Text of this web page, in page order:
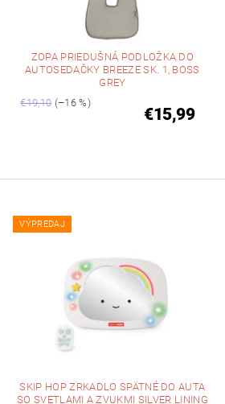
ZOPA PRIEDUŠNÁ PODLOŽKA DO
AUTOSEDAČKY BREEZE SK. 1, BOSS
GREY
€19,10(–16 %)
€15,99
VÝPREDAJ
SKIP HOP ZRKADLO SPÄTNÉ DO AUTA
SO SVETLAMI A ZVUKMI SILVER LINING